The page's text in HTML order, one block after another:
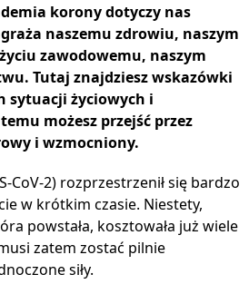
korony dotyczy nas
naszemu zdrowiu, naszym
zawodowemu, naszym
Tutaj znajdziesz wskazówki
sytuacji życiowych i
możesz przejść przez
i wzmocniony.
CoV-2) rozprzestrzenił się bardzo
w krótkim czasie. Niestety,
powstała, kosztowała już wiele
zatem zostać pilnie
siły.